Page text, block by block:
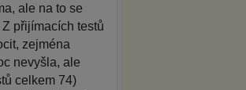
ale na to se
přijímacích testů
zejména
nevyšla, ale
celkem 74)